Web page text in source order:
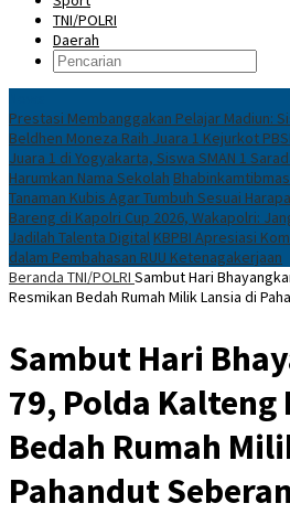
TNI/POLRI
Daerah
Prestasi Membanggakan Pelajar Madiun:
Beldhen Moneza Raih Juara 1 Kejurkot
Juara 1 di Yogyakarta, Siswa SMAN 1
Harumkan Nama Sekolah
Tanaman Kubis Agar Tumbuh Sesuai
Bareng di Kapolri Cup 2026, Wakapolri:
Jadilah Talenta Digital KBPBI Apresiasi
dalam Pembahasan RUU Ketenagakerjaan
Beranda TNI/POLRI Sambut Hari
Resmikan Bedah Rumah Milik Lansia di
Sambut Hari
79, Polda Kalteng
Bedah Rumah
Pahandut